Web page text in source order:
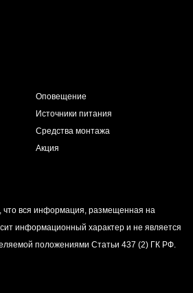
Оповещение
Источники питания
Средства монтажа
Акция
вся информация, размещенная на
информационный характер и не является
положениями Статьи 437 (2) ГК РФ.